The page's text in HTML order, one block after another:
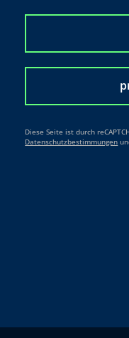
Diese Seite ist durch
Datenschutzbestimmungen